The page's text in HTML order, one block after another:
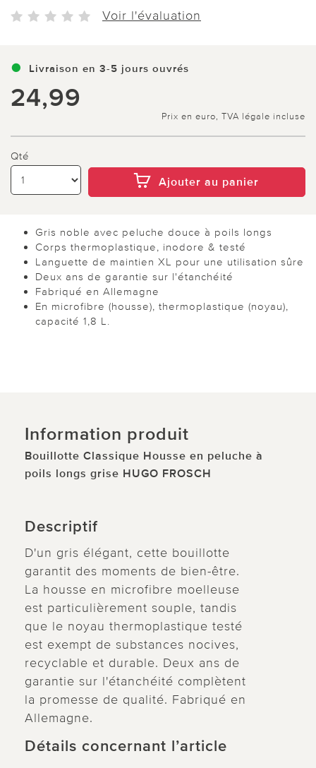
Voir l'évaluation
Livraison en 3-5 jours ouvrés
24,99
Prix en euro, TVA légale incluse
Qté
Ajouter au panier
Gris noble avec peluche douce à poils longs
Corps thermoplastique, inodore & testé
Languette de maintien XL pour une utilisation sûre
Deux ans de garantie sur l'étanchéité
Fabriqué en Allemagne
En microfibre (housse), thermoplastique (noyau),
capacité 1,8 L.
Information produit
Bouillotte Classique Housse en peluche à
poils longs grise HUGO FROSCH
Descriptif
D'un gris élégant, cette bouillotte
garantit des moments de bien-être.
La housse en microfibre moelleuse
est particulièrement souple, tandis
que le noyau thermoplastique testé
est exempt de substances nocives,
recyclable et durable. Deux ans de
garantie sur l'étanchéité complètent
la promesse de qualité. Fabriqué en
Allemagne.
Détails concernant l’article